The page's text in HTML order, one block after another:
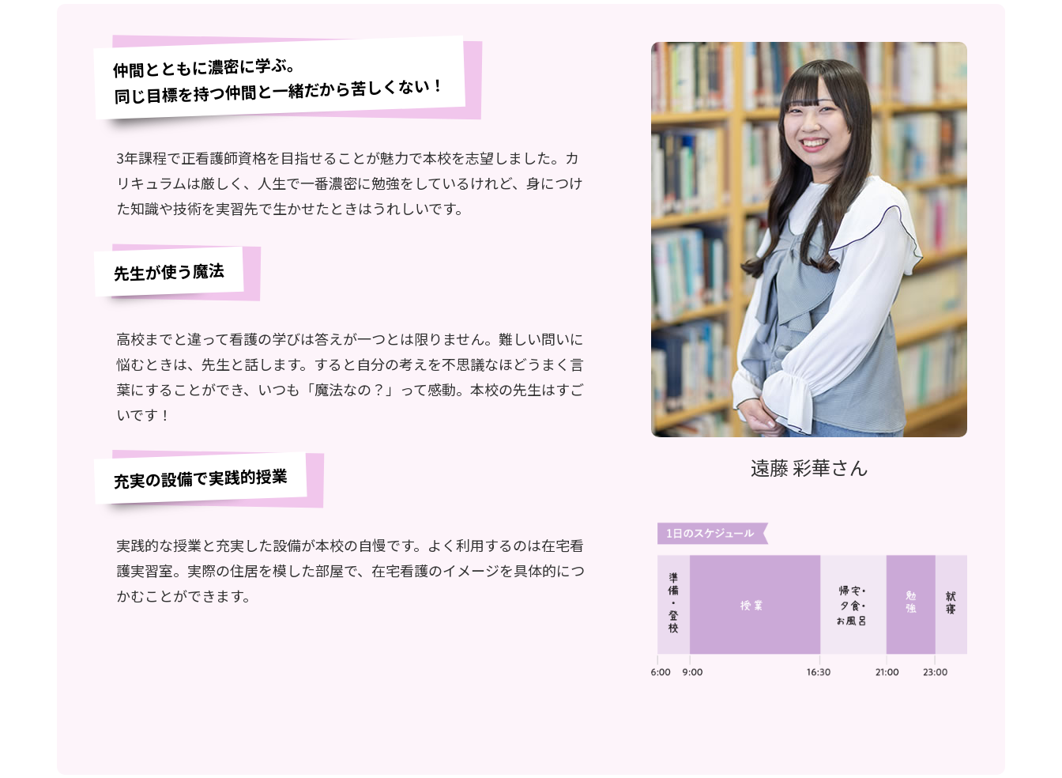
遠藤 彩華さん
仲間とともに濃密に学ぶ。
同じ目標を持つ仲間と一緒だから苦しくない！
3年課程で正看護師資格を目指せることが魅力で本校を志望しました。カ
リキュラムは厳しく、人生で一番濃密に勉強をしているけれど、身につけ
た知識や技術を実習先で生かせたときはうれしいです。
先生が使う魔法
高校までと違って看護の学びは答えが一つとは限りません。難しい問いに
悩むときは、先生と話します。すると自分の考えを不思議なほどうまく言
葉にすることができ、いつも「魔法なの？」って感動。本校の先生はすご
いです！
充実の設備で実践的授業
実践的な授業と充実した設備が本校の自慢です。よく利用するのは在宅看
護実習室。実際の住居を模した部屋で、在宅看護のイメージを具体的につ
かむことができます。